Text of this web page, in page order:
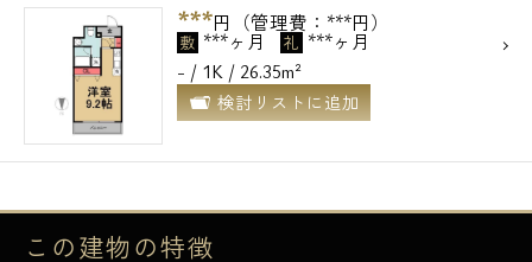
***円（管理費：***円）
敷 ***ヶ月 礼 ***ヶ月
- / 1K / 26.35m²
検討リストに追加
この建物の特徴